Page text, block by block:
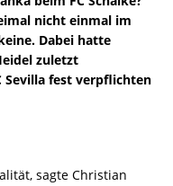
nicht einmal im
Dabei hatte
zuletzt
Sevilla fest verpflichten
sagte Christian